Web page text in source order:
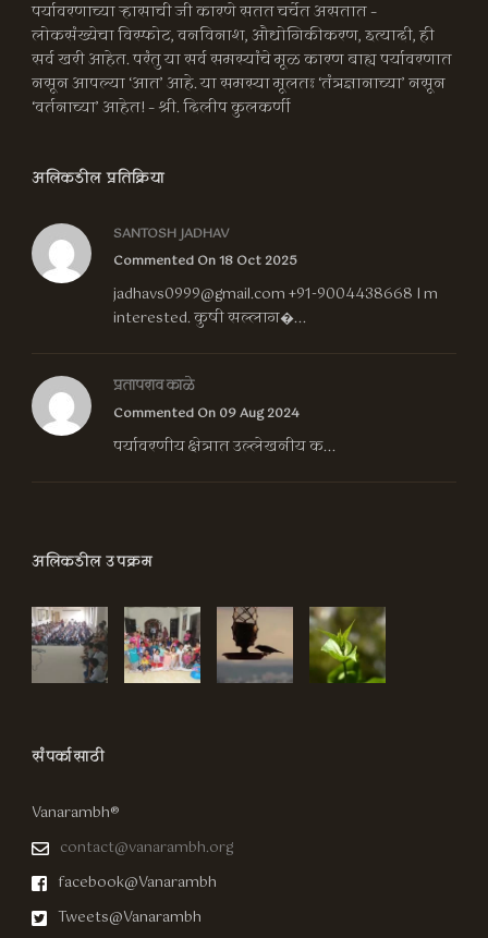
पर्यावरणाच्या ऱ्हासाची जी कारणे सतत चर्चेत असतात –
लोकसंख्येचा विस्फोट, वनविनाश, औद्योगिकीकरण, इत्यादी, ही
सर्व खरी आहेत. परंतु या सर्व समस्यांचे मूळ कारण बाह्य पर्यावरणात
नसून आपल्या ‘आत’ आहे. या समस्या मूलतः ‘तंत्रज्ञानाच्या’ नसून
‘वर्तनाच्या’ आहेत! – श्री. दिलीप कुलकर्णी
अलिकडील प्रतिक्रिया
SANTOSH JADHAV
Commented On 18 Oct 2025
jadhavs0999@gmail.com+91-9004438668 I m
interested. कुषी सल्लाग�...
प्रतापराव काळे
Commented On 09 Aug 2024
पर्यावरणीय क्षेत्रात उल्लेखनीय क...
अलिकडील उपक्रम
संपर्कासाठी
Vanarambh®
contact@vanarambh.org
facebook@Vanarambh
Tweets@Vanarambh